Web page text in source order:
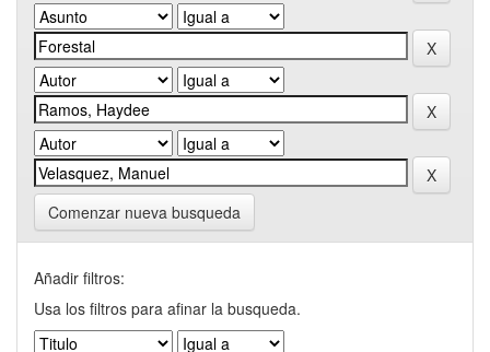
Comenzar nueva busqueda
Añadir filtros:
Usa los filtros para afinar la busqueda.